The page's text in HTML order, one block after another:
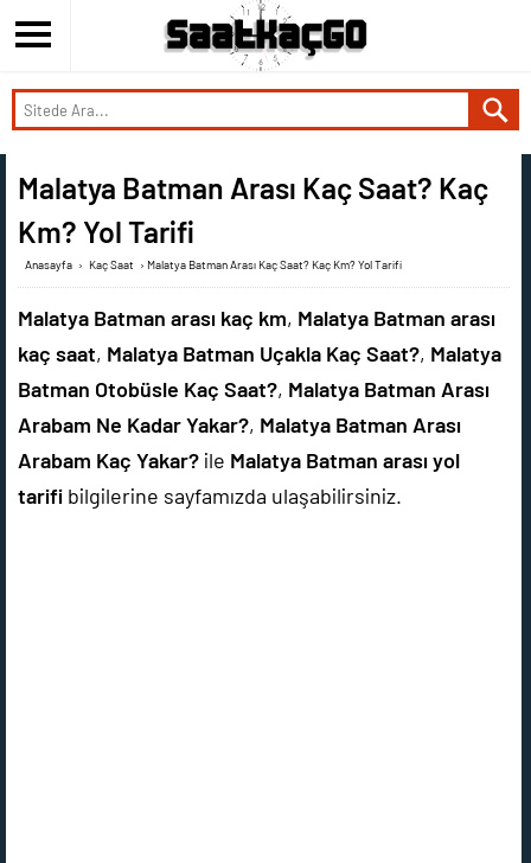
Malatya Batman Arası Kaç Saat? Kaç
Km? Yol Tarifi
Anasayfa › Kaç Saat › Malatya Batman Arası Kaç Saat? Kaç Km? Yol Tarifi
Malatya Batman arası kaç km, Malatya Batman arası
kaç saat, Malatya Batman Uçakla Kaç Saat?, Malatya
Batman Otobüsle Kaç Saat?, Malatya Batman Arası
Arabam Ne Kadar Yakar?, Malatya Batman Arası
Arabam Kaç Yakar? ile Malatya Batman arası yol
tarifi bilgilerine sayfamızda ulaşabilirsiniz.